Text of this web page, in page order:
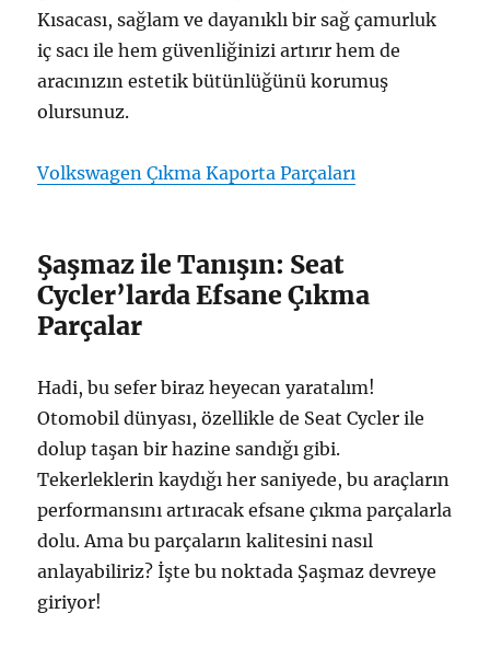
Kısacası, sağlam ve dayanıklı bir sağ çamurluk
iç sacı ile hem güvenliğinizi artırır hem de
aracınızın estetik bütünlüğünü korumuş
olursunuz.
Volkswagen Çıkma Kaporta Parçaları
Şaşmaz ile Tanışın: Seat
Cycler’larda Efsane Çıkma
Parçalar
Hadi, bu sefer biraz heyecan yaratalım!
Otomobil dünyası, özellikle de Seat Cycler ile
dolup taşan bir hazine sandığı gibi.
Tekerleklerin kaydığı her saniyede, bu araçların
performansını artıracak efsane çıkma parçalarla
dolu. Ama bu parçaların kalitesini nasıl
anlayabiliriz? İşte bu noktada Şaşmaz devreye
giriyor!